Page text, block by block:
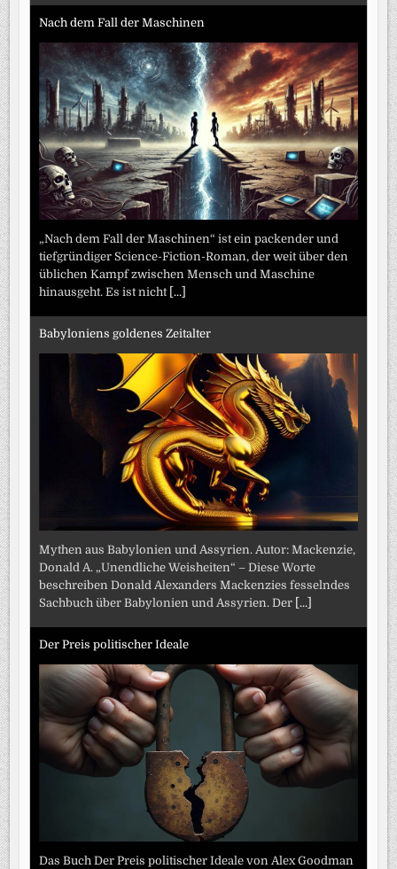
Nach dem Fall der Maschinen
„Nach dem Fall der Maschinen“ ist ein packender und
tiefgründiger Science-Fiction-Roman, der weit über den
üblichen Kampf zwischen Mensch und Maschine
hinausgeht. Es ist nicht [...]
Babyloniens goldenes Zeitalter
Mythen aus Babylonien und Assyrien. Autor: Mackenzie,
Donald A. „Unendliche Weisheiten“ – Diese Worte
beschreiben Donald Alexanders Mackenzies fesselndes
Sachbuch über Babylonien und Assyrien. Der [...]
Der Preis politischer Ideale
Das Buch Der Preis politischer Ideale von Alex Goodman